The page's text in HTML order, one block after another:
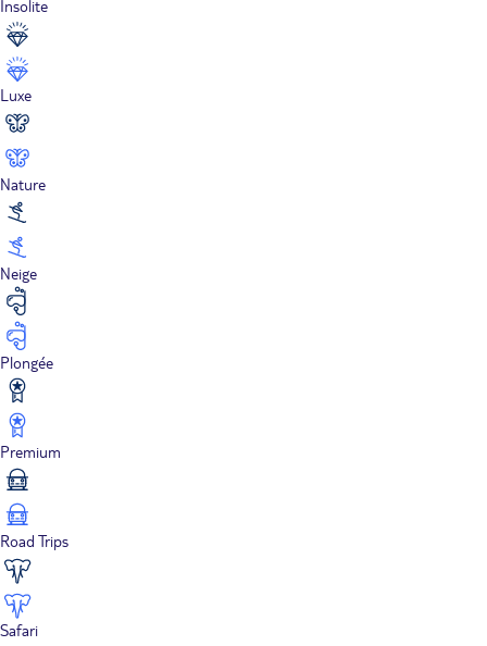
Insolite
Luxe
Nature
Neige
Plongée
Premium
Road Trips
Safari